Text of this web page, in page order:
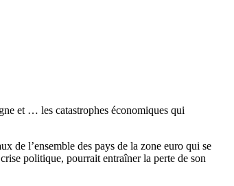
et … les catastrophes économiques qui
de l’ensemble des pays de la zone euro qui se
politique, pourrait entraîner la perte de son